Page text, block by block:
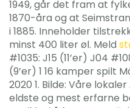
1949, går det fram at
1870-åra og at
i 1885. Inneholder
minst 400 liter øl. Meld
#1035: J15 (11’er) J04
(9’er) 1 16 kamper spilt
2020 1. Bilde: Våre
eldste og mest erfarne